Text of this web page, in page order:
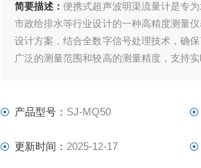
简要描述：便携式超声波明渠流量计是专
市政给排水等行业设计的一种高精度测量
设计方案，结合全数字信号处理技术，确
广泛的测量范围和较高的测量精度，支持
产品型号： SJ-MQ50
更新时间： 2025-12-17